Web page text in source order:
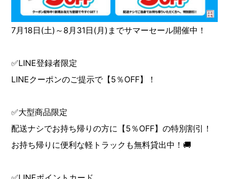
7月18日(土)～8月31日(月)までサマーセール開催中！
✅LINE登録者限定
LINEクーポンのご提示で【5％OFF】！
✅大型商品限定
配送ナシでお持ち帰りの方に【5％OFF】の特別割引！
お持ち帰りに便利な軽トラックも無料貸出中！🚚